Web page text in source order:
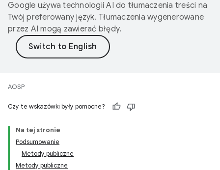
Google używa technologii AI do tłumaczenia treści na
Twój preferowany język. Tłumaczenia wygenerowane
przez AI mogą zawierać błędy.
AOSP
Czy te wskazówki były pomocne?
Na tej stronie
Podsumowanie
Metody publiczne
Metody publiczne